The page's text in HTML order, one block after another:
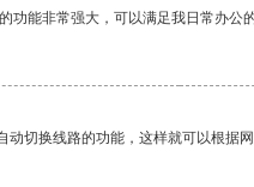
能非常强大，可以满足我日常办公
切换线路的功能，这样就可以根据